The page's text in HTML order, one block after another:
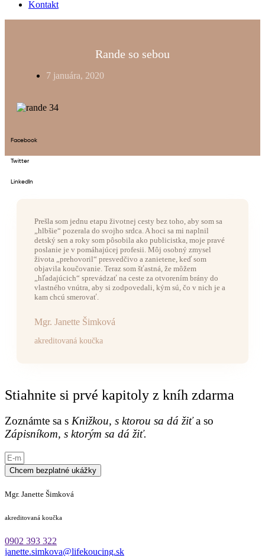
Kontakt
Rande so sebou
7 januára, 2020
Facebook
Twitter
LinkedIn
Prešla som jednu etapu životnej cesty bez toho, aby som sa
„hlbšie“ pozerala do svojho srdca. A hoci sa mi naplnil
detský sen a roky som pôsobila ako publicistka, moje pravé
poslanie je v pomáhajúcej profesii. Môj osobný zmysel
života „prehovoril“ presvedčivo a zanietene, keď som
objavila koučovanie. Teraz som šťastná, že môžem
„hľadajúcich“ sprevádzať na ceste za otvorením brány do
vlastného vnútra, aby si zodpovedali, kým sú, čo v nich je a
kam chcú smerovať.
Mgr. Janette Šimková
akreditovaná koučka
Stiahnite si prvé kapitoly z kníh zdarma
Zoznámte sa s Knižkou, s ktorou sa dá žiťa so
Zápisníkom, s ktorým sa dá žiť.
Chcem bezplatné ukážky
Mgr. Janette Šimková
akreditovaná koučka
0902 393 322
janette.simkova@lifekoucing.sk